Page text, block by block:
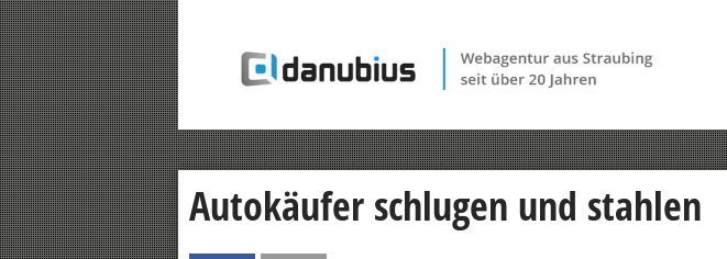
Autokäufer schlugen und stahlen